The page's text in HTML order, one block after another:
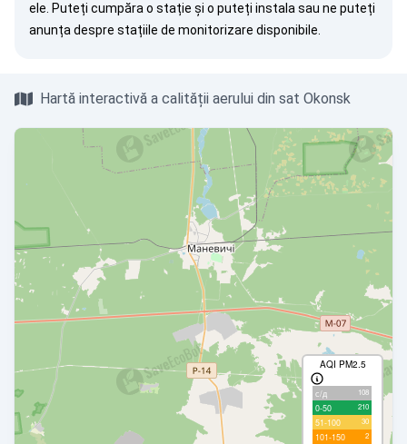
ele. Puteți cumpăra o stație și o puteți instala sau ne puteți
anunța despre stațiile de monitorizare disponibile.
Hartă interactivă a calității aerului din sat Okonsk
AQI PM2.5
с/д 108
0-50 210
51-100 30
101-150 2